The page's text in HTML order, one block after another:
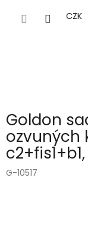
CZK
Goldon
ozvuných
c2+fis1+b1,
G-10517